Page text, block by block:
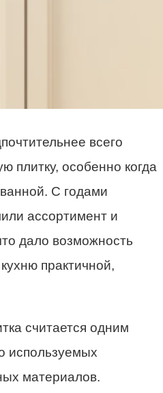
всего
плитку, особенно когда
С годами
ассортимент и
дало возможность
практичной,
считается одним
используемых
материалов.